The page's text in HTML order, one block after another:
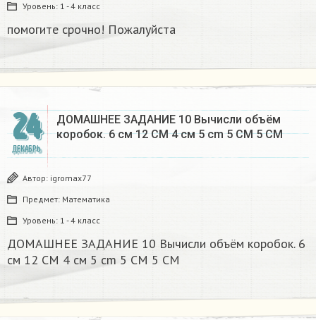
Уровень: 1 - 4 класс
помогите срочно! Пожалуйста
24
ДЕКАБРЬ
ДОМАШНЕЕ ЗАДАНИЕ 10 Вычисли объём
коробок. 6 см 12 CM 4 см 5 cm 5 CM 5 CM​
Автор: igromax77
Предмет: Математика
Уровень: 1 - 4 класс
ДОМАШНЕЕ ЗАДАНИЕ 10 Вычисли объём коробок. 6
см 12 CM 4 см 5 cm 5 CM 5 CM​